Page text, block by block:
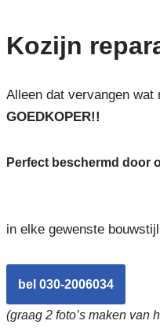
Kozijn
Alleen dat vervangen
GOEDKOPER!!
Perfect beschermd door
in elke gewenste
bel 030-2006034
(graag 2 foto’s maken van